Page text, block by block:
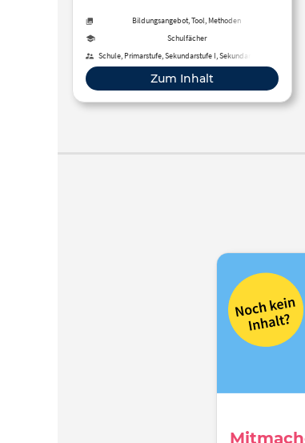
Bildungsangebot, Tool, Methoden
Schulfächer
Schule, Primarstufe, Sekundarstufe I, Sekundarstufe II,
Hochschule, Berufliche Bildung, Fortbildung,
Erwachsenenbildung, Förderschule, Fernunterricht
Zum Inhalt